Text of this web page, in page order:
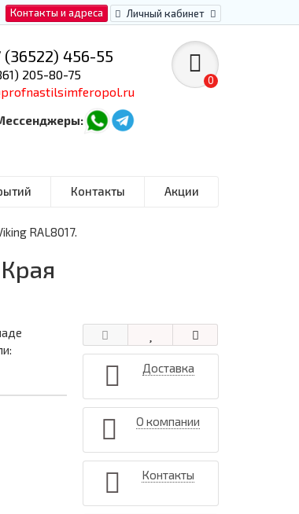
Контакты и адреса Личный кабинет
(36522) 456-55
205-80-75
0
Контакты Акции
RAL8017.
Доставка
О компании
Контакты